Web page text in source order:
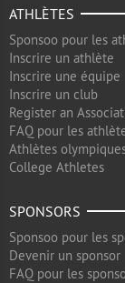
ATHLÈTES
Sponsoo pour les
Inscrire un athlète
Inscrire une équipe
Inscrire un club
Register an
FAQ pour les
Athlètes
College Athletes
SPONSORS
Sponsoo pour les
Devenir un sponsor
FAQ pour les